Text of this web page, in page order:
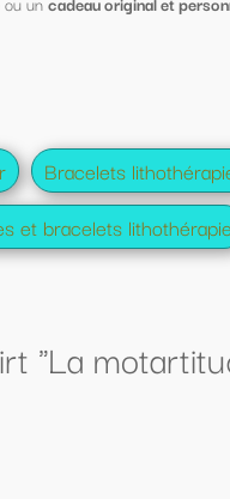
et femme
Boucles
spécial maman